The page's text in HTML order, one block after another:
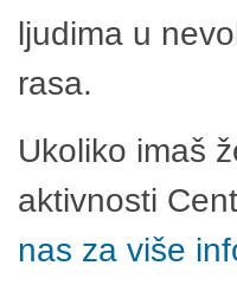
ljudima u
rasa.
Ukoliko imaš
aktivnosti
nas za više